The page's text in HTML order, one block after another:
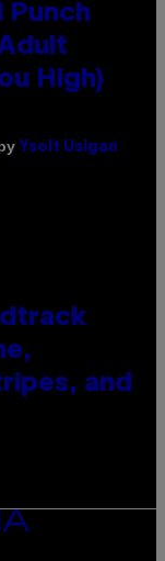
Punch
High)
Ysolt Usigan
and